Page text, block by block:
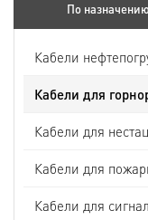
По назначению
Кабели
Кабели для
Кабели для
Кабели для
Кабели для